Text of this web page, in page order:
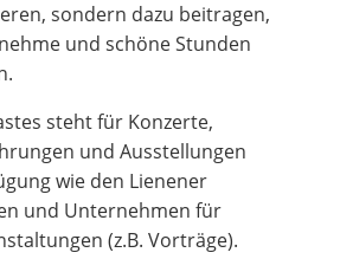
sondern dazu beitragen,
und schöne Stunden
steht für Konzerte,
und Ausstellungen
wie den Lienener
und Unternehmen für
(z.B. Vorträge).